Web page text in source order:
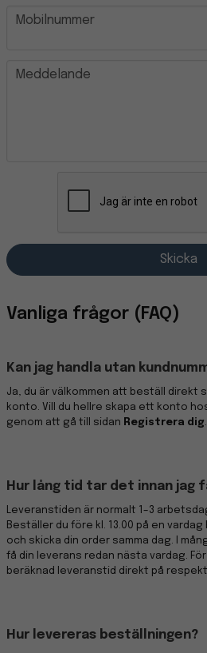
phone
Mobilnummer
Meddelande
Skicka
Vanliga frågor (FAQ)
Kan jag handla utan
Ja, du är välkommen att beställ direkt
konto. Vill du hellre skapa ett konto
genom att gå till sidan Registrera dig.
Hur lång tid tar det innan jag
Leveranstiden är normalt 1–3
Beställer du före kl. 13.00 på en
och skicka din order samma dag. I
få din leverans redan nästa vardag.
beräknad leveranstid direkt på
Hur levereras beställningen?